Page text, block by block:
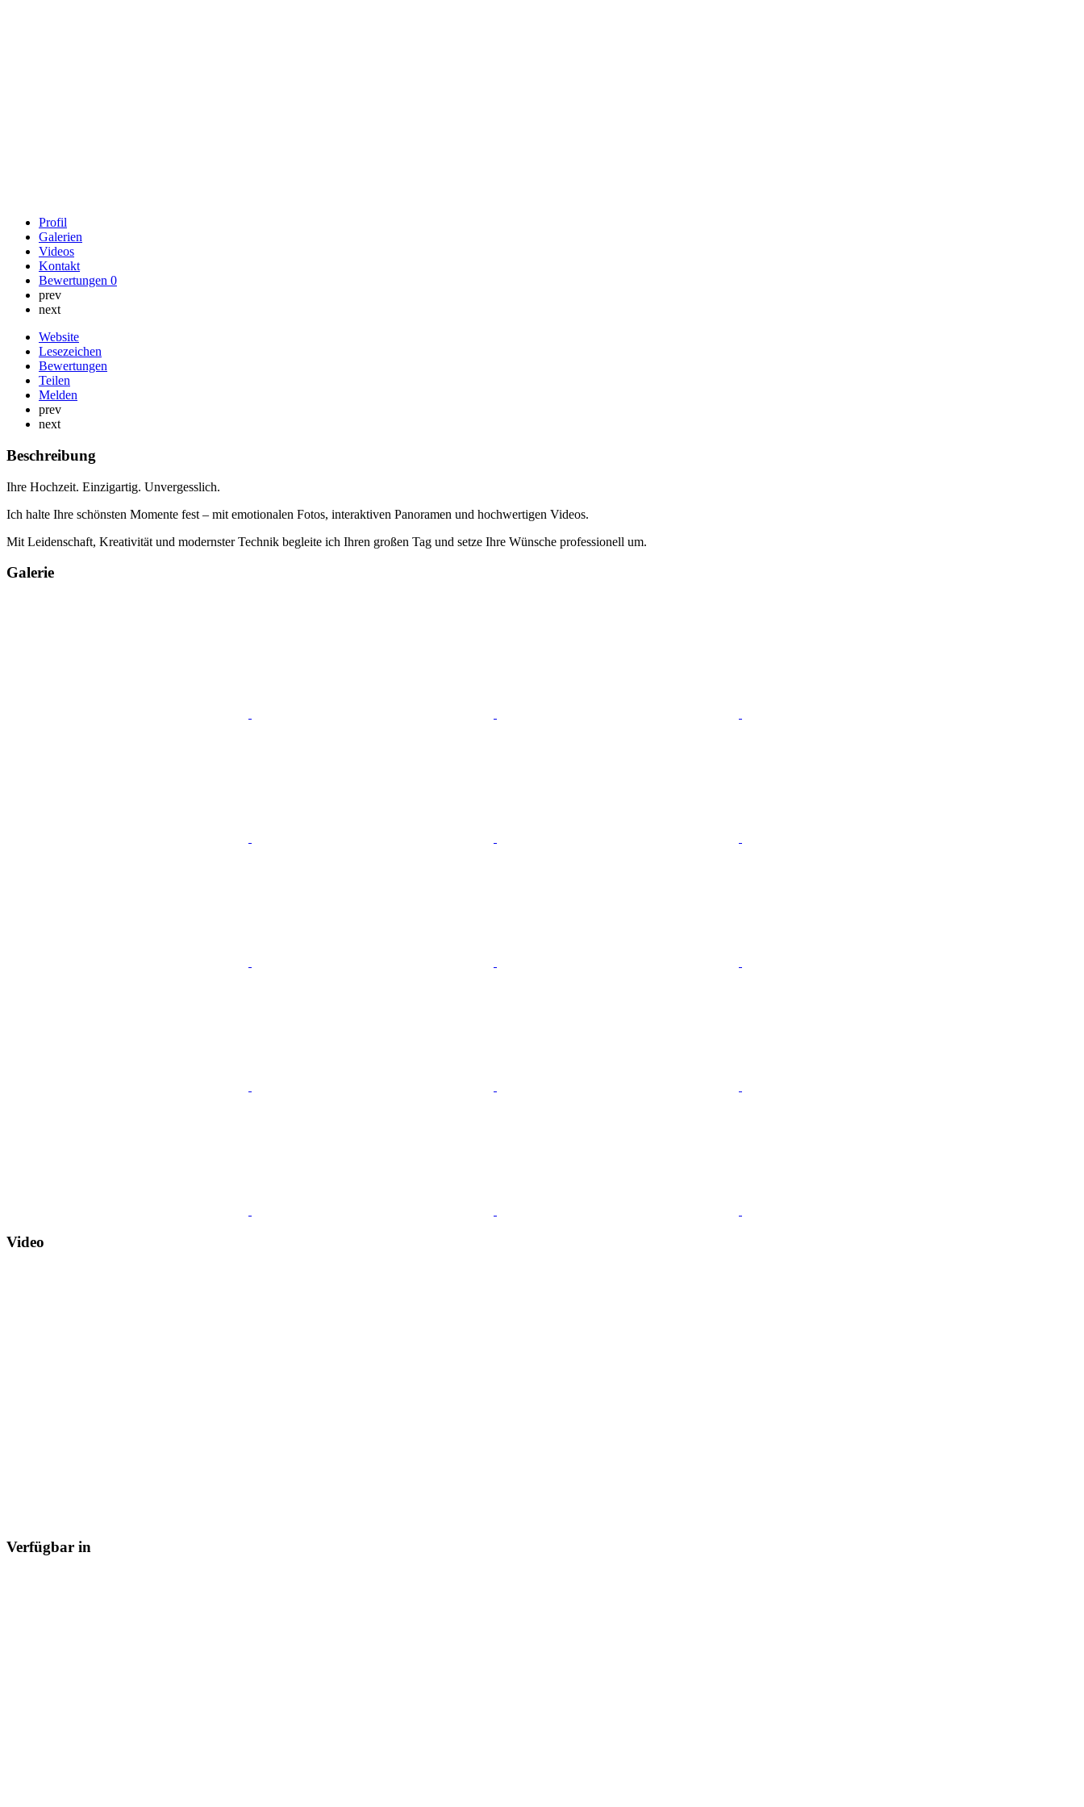
Profil
Galerien
Videos
Kontakt
Bewertungen 0
prev
next
Website
Lesezeichen
Bewertungen
Teilen
Melden
prev
next
Beschreibung
Ihre Hochzeit. Einzigartig. Unvergesslich.
Ich halte Ihre schönsten Momente fest – mit emotionalen Fotos, interaktiven Panoramen und hochwertigen Videos.
Mit Leidenschaft, Kreativität und modernster Technik begleite ich Ihren großen Tag und setze Ihre Wünsche professionell um.
Galerie
Video
Verfügbar in